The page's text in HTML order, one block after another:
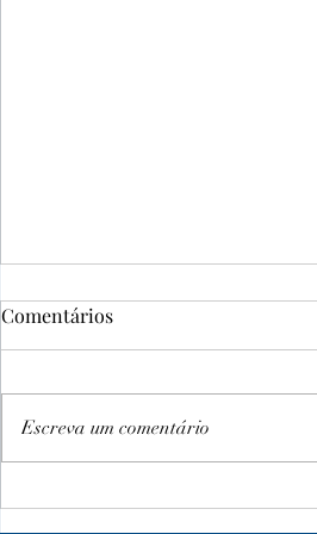
Comentários
Escreva um comentário